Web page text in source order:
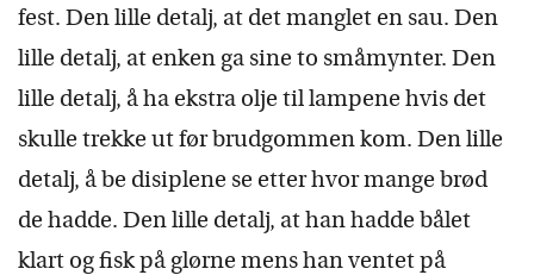
fest. Den lille detalj, at det manglet en sau. Den
lille detalj, at enken ga sine to småmynter. Den
lille detalj, å ha ekstra olje til lampene hvis det
skulle trekke ut før brudgommen kom. Den lille
detalj, å be disiplene se etter hvor mange brød
de hadde. Den lille detalj, at han hadde bålet
klart og fisk på glørne mens han ventet på